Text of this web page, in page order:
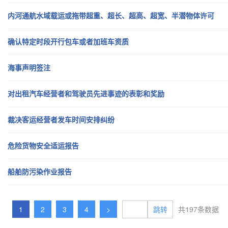
内河通航水域载运或拖带超重、超长、超高、超宽、半潜物体许可
确认特定时段开行包车或者加班车资质
海事声明签注
对出租汽车经营者和驾驶员先进事迹的表彰和奖励
裁决客运经营者发车时间安排纠纷
危险货物安全适运报告
船舶防污染作业报告
1 2 3 4 > 跳转 共197条数据